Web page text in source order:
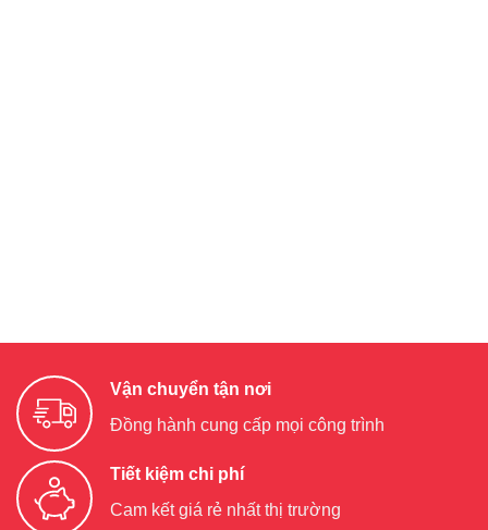
Vận chuyển tận nơi
Đồng hành cung cấp mọi công trình
Tiết kiệm chi phí
Cam kết giá rẻ nhất thị trường